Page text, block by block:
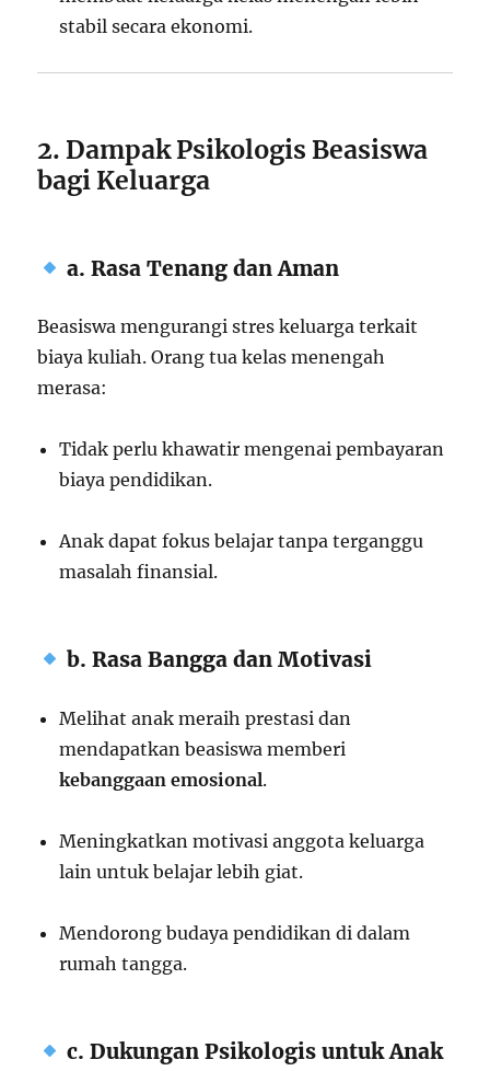
stabil secara ekonomi.
2. Dampak Psikologis Beasiswa
bagi Keluarga
a. Rasa Tenang dan Aman
Beasiswa mengurangi stres keluarga terkait
biaya kuliah. Orang tua kelas menengah
merasa:
Tidak perlu khawatir mengenai pembayaran
biaya pendidikan.
Anak dapat fokus belajar tanpa terganggu
masalah finansial.
b. Rasa Bangga dan Motivasi
Melihat anak meraih prestasi dan
mendapatkan beasiswa memberi
kebanggaan emosional.
Meningkatkan motivasi anggota keluarga
lain untuk belajar lebih giat.
Mendorong budaya pendidikan di dalam
rumah tangga.
c. Dukungan Psikologis untuk Anak